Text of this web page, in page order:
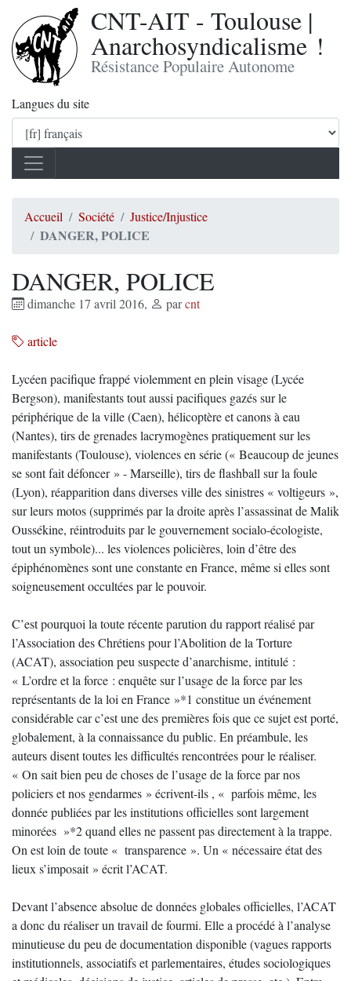
CNT-AIT - Toulouse |
Anarchosyndicalisme !
Résistance Populaire Autonome
Langues du site
Accueil Société Justice/Injustice
DANGER, POLICE
DANGER, POLICE
dimanche 17 avril 2016, parcnt
article
Lycéen pacifique frappé violemment en plein visage (Lycée
Bergson), manifestants tout aussi pacifiques gazés sur le
périphérique de la ville (Caen), hélicoptère et canons à eau
(Nantes), tirs de grenades lacrymogènes pratiquement sur les
manifestants (Toulouse), violences en série (« Beaucoup de jeunes
se sont fait défoncer » - Marseille), tirs de flashball sur la foule
(Lyon), réapparition dans diverses ville des sinistres « voltigeurs »,
sur leurs motos (supprimés par la droite après l’assassinat de Malik
Oussékine, réintroduits par le gouvernement socialo-écologiste,
tout un symbole)... les violences policières, loin d’être des
épiphénomènes sont une constante en France, même si elles sont
soigneusement occultées par le pouvoir.
C’est pourquoi la toute récente parution du rapport réalisé par
l’Association des Chrétiens pour l’Abolition de la Torture
(ACAT), association peu suspecte d’anarchisme, intitulé :
« L’ordre et la force : enquête sur l’usage de la force par les
représentants de la loi en France »*1 constitue un événement
considérable car c’est une des premières fois que ce sujet est porté,
globalement, à la connaissance du public. En préambule, les
auteurs disent toutes les difficultés rencontrées pour le réaliser.
« On sait bien peu de choses de l’usage de la force par nos
policiers et nos gendarmes » écrivent-ils , « parfois même, les
donnée publiées par les institutions officielles sont largement
minorées »*2 quand elles ne passent pas directement à la trappe.
On est loin de toute « transparence ». Un « nécessaire état des
lieux s’imposait » écrit l’ACAT.
Devant l’absence absolue de données globales officielles, l’ACAT
a donc du réaliser un travail de fourmi. Elle a procédé à l’analyse
minutieuse du peu de documentation disponible (vagues rapports
institutionnels, associatifs et parlementaires, études sociologiques